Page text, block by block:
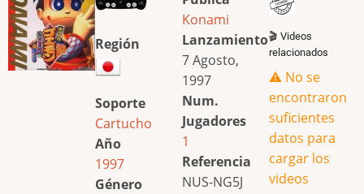
Región
Soporte
Cartucho
Año
1997
Género
Konami
Lanzamiento
7 Agosto,
1997
Num.
Jugadores
1
Referencia
NUS-NG5J
🎬 Videos
relacionados
⚠️ No se
encontraron
suficientes
datos para
cargar los
videos